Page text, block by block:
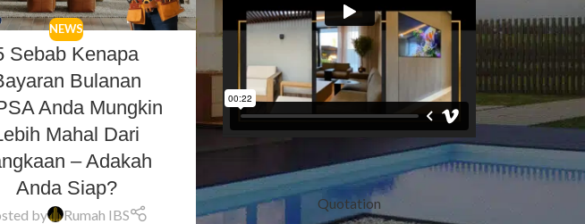
NEWS
Sebab Kenapa
Bulanan
Anda Mungkin
Mahal Dari
– Adakah
Anda Siap?
by
Rumah IBS
Quotation